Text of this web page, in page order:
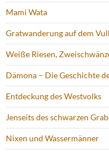
Mami Wata
Gratwanderung auf dem
Weiße Riesen,
Dämona – Die Geschichte
Entdeckung des Westvolks
Jenseits des schwarzen
Nixen und Wassermänner